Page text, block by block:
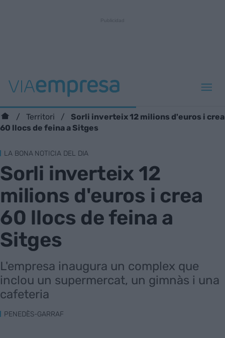
Territori
Sorli inverteix 12 milions d'euros i crea
60 llocs de feina a Sitges
LA BONA NOTICIA DEL DIA
Sorli inverteix 12
milions d'euros i crea
60 llocs de feina a
Sitges
L'empresa inaugura un complex que
inclou un supermercat, un gimnàs i una
cafeteria
PENEDÈS-GARRAF